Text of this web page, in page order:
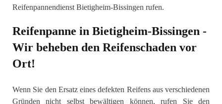
Reifenpannendienst Bietigheim-Bissingen rufen.
Reifenpanne in Bietigheim-Bissingen -
Wir beheben den Reifenschaden vor
Ort!
Wenn Sie den Ersatz eines defekten Reifens aus verschiedenen
Gründen nicht selbst bewältigen können, rufen Sie den